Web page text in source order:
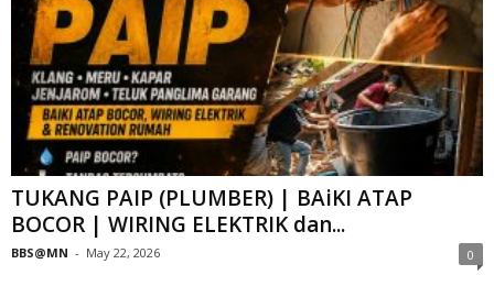
TUKANG PAIP (PLUMBER) | BAiKI ATAP
BOCOR | WIRING ELEKTRIK dan...
BBS@MN - May 22, 2026 0